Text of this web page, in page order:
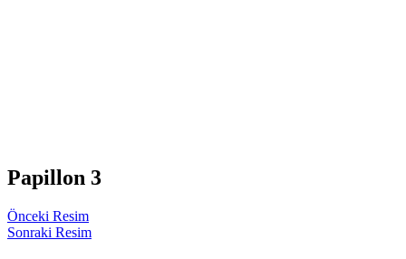
Papillon 3
Önceki Resim
Sonraki Resim